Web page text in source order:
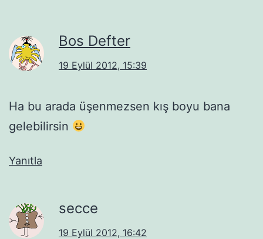
Bos Defter
19 Eylül 2012, 15:39
Ha bu arada üşenmezsen kış boyu bana
gelebilirsin
Yanıtla
secce
19 Eylül 2012, 16:42